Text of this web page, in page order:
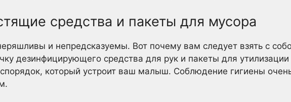
средства и пакеты для мусора
и непредсказуемы. Вот почему вам следует взять с
дезинфицирующего средства для рук и пакеты для утилизации
который устроит ваш малыш. Соблюдение гигиены